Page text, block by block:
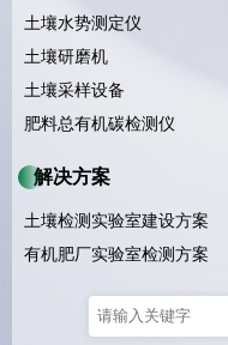
土壤水势测定仪
土壤研磨机
土壤采样设备
肥料总有机碳检测仪
解决方案
土壤检测实验室建设方案
有机肥厂实验室检测方案